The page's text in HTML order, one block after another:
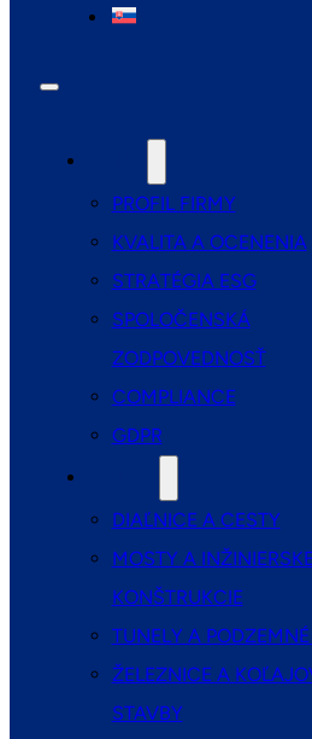
PROFIL FIRMY
KVALITA A OCENENIA
STRATÉGIA ESG
SPOLOČENSKÁ
ZODPOVEDNOSŤ
COMPLIANCE
GDPR
DIAĽNICE A CESTY
MOSTY A INŽINIERSKE
KONŠTRUKCIE
TUNELY A
ŽELEZNICE A
STAVBY